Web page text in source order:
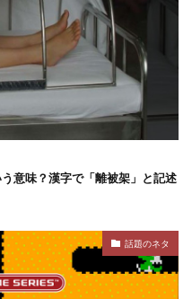
意味？漢字で「離被架」と記述
話題のネタ